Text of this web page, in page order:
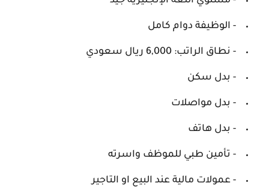
- الوظيفة دوام كامل
- نطاق الراتب: 6,000 ريال سعودي
- بدل سكن
- بدل مواصلات
- بدل هاتف
- تأمين طبي للموظف واسرته
- عمولات مالية عند البيع او التاجير